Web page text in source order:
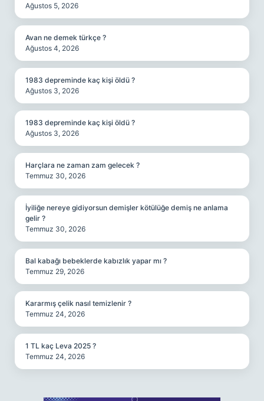
Ağustos 5, 2026
Avan ne demek türkçe ?
Ağustos 4, 2026
1983 depreminde kaç kişi öldü ?
Ağustos 3, 2026
1983 depreminde kaç kişi öldü ?
Ağustos 3, 2026
Harçlara ne zaman zam gelecek ?
Temmuz 30, 2026
İyiliğe nereye gidiyorsun demişler kötülüğe demiş ne anlama
gelir ?
Temmuz 30, 2026
Bal kabağı bebeklerde kabızlık yapar mı ?
Temmuz 29, 2026
Kararmış çelik nasıl temizlenir ?
Temmuz 24, 2026
1 TL kaç Leva 2025 ?
Temmuz 24, 2026